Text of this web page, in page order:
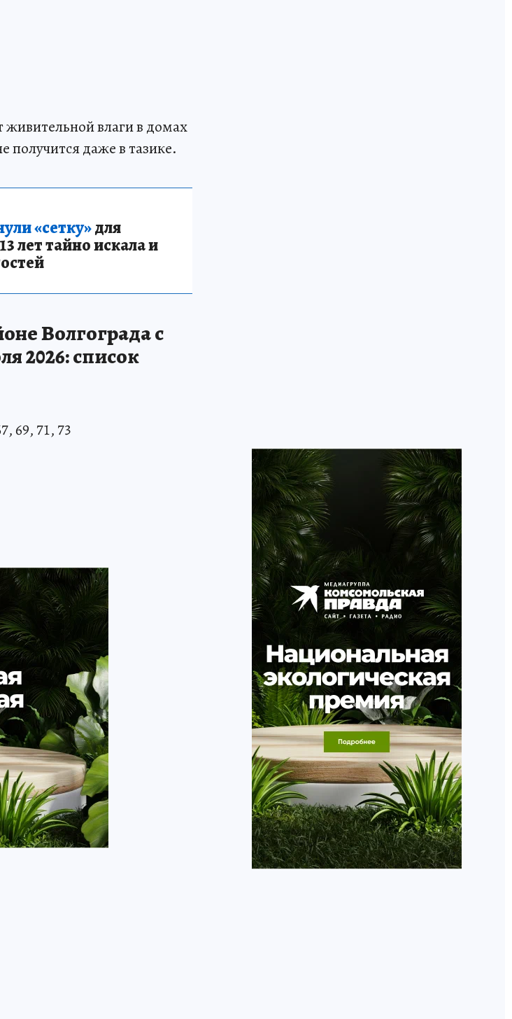
влаги в домах
получится даже в тазике.
«сетку»для
лет тайно искала и
Волгограда с
2026: список
69, 71, 73